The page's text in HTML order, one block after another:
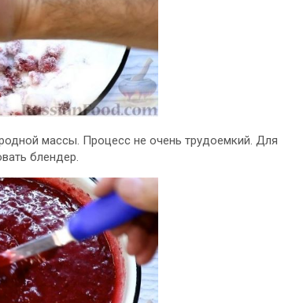
массы. Процесс не очень трудоемкий. Для
блендер.